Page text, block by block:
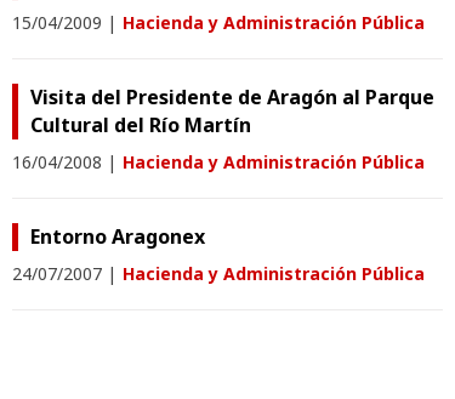
15/04/2009 | Hacienda y Administración Pública
Visita del Presidente de Aragón al Parque
Cultural del Río Martín
16/04/2008 | Hacienda y Administración Pública
Entorno Aragonex
24/07/2007 | Hacienda y Administración Pública